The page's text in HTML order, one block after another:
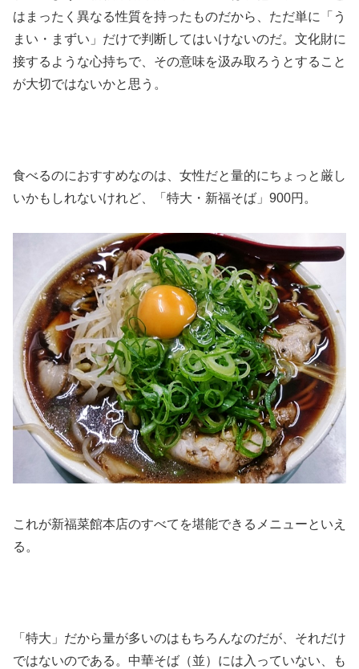
はまったく異なる性質を持ったものだから、ただ単に「う
まい・まずい」だけで判断してはいけないのだ。文化財に
接するような心持ちで、その意味を汲み取ろうとすること
が大切ではないかと思う。
食べるのにおすすめなのは、女性だと量的にちょっと厳し
いかもしれないけれど、「特大・新福そば」900円。
これが新福菜館本店のすべてを堪能できるメニューといえ
る。
「特大」だから量が多いのはもちろんなのだが、それだけ
ではないのである。中華そば（並）には入っていない、も